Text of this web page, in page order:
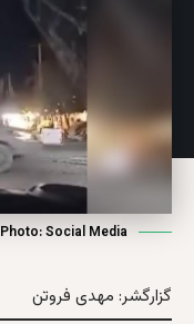
Photo: Social Media
گزارگشر: مهدی فروتن